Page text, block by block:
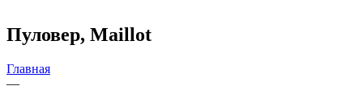
Пуловер, Maillot
Главная
—